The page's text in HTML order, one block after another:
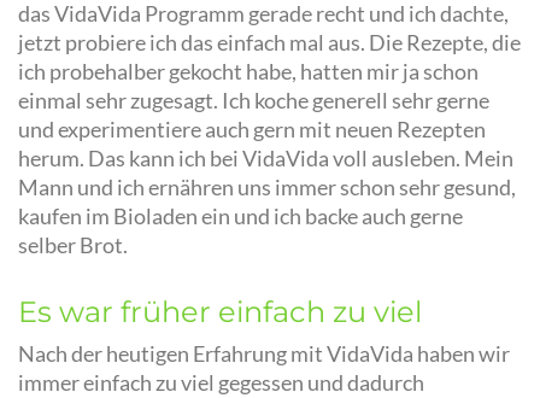
das VidaVida Programm gerade recht und ich dachte,
jetzt probiere ich das einfach mal aus. Die Rezepte, die
ich probehalber gekocht habe, hatten mir ja schon
einmal sehr zugesagt. Ich koche generell sehr gerne
und experimentiere auch gern mit neuen Rezepten
herum. Das kann ich bei VidaVida voll ausleben. Mein
Mann und ich ernähren uns immer schon sehr gesund,
kaufen im Bioladen ein und ich backe auch gerne
selber Brot.
Es war früher einfach zu viel
Nach der heutigen Erfahrung mit VidaVida haben wir
immer einfach zu viel gegessen und dadurch